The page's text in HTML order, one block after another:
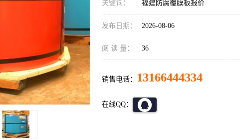
关键词： 福建防腐覆膜板报价
发布日期： 2026-08-06
阅 读 量： 36
销售电话： 13166444334
在线QQ：